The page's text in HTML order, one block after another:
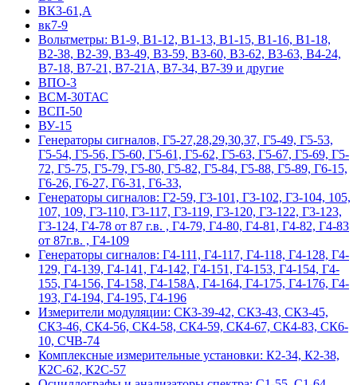
ВК3-61,А
вк7-9
Вольтметры: В1-9, В1-12, В1-13, В1-15, В1-16, В1-18,
В2-38, В2-39, В3-49, В3-59, В3-60, В3-62, В3-63, В4-24,
В7-18, В7-21, В7-21А, В7-34, В7-39 и другие
ВПО-3
ВСМ-30ТАС
ВСП-50
ВУ-15
Гeнepaтopы cигнaлoв, Г5-27,28,29,30,37, Г5-49, Г5-53,
Г5-54, Г5-56, Г5-60, Г5-61, Г5-62, Г5-63, Г5-67, Г5-69, Г5-
72, Г5-75, Г5-79, Г5-80, Г5-82, Г5-84, Г5-88, Г5-89, Г6-15,
Г6-26, Г6-27, Г6-31, Г6-33,
Гeнepaтopы cигнaлoв: Г2-59, Г3-101, Г3-102, Г3-104, 105,
107, 109, Г3-110, Г3-117, Г3-119, Г3-120, Г3-122, Г3-123,
Г3-124, Г4-78 от 87 г.в. , Г4-79, Г4-80, Г4-81, Г4-82, Г4-83
от 87г.в. , Г4-109
Гeнepaтopы cигнaлoв: Г4-111, Г4-117, Г4-118, Г4-128, Г4-
129, Г4-139, Г4-141, Г4-142, Г4-151, Г4-153, Г4-154, Г4-
155, Г4-156, Г4-158, Г4-158А, Г4-164, Г4-175, Г4-176, Г4-
193, Г4-194, Г4-195, Г4-196
Измерители модуляции: СК3-39-42, СК3-43, СК3-45,
СК3-46, СК4-56, СК4-58, СК4-59, СК4-67, СК4-83, СК6-
10, СЧВ-74
Комплексные измерительные установки: К2-34, К2-38,
К2С-62, К2С-57